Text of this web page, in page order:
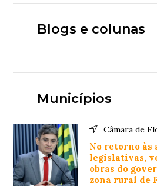
Blogs e colunas
Municípios
Câmara de
No retorno às
legislativas,
obras do
zona rural de